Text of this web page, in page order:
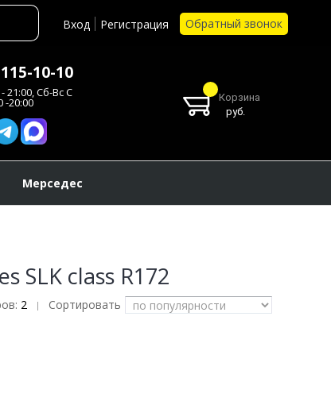
Вход Регистрация Обратный звонок
10-10
21:00, Сб-Вс С
-20:00
Корзина
руб.
Мерседес
SLK class R172
2 | Сортировать